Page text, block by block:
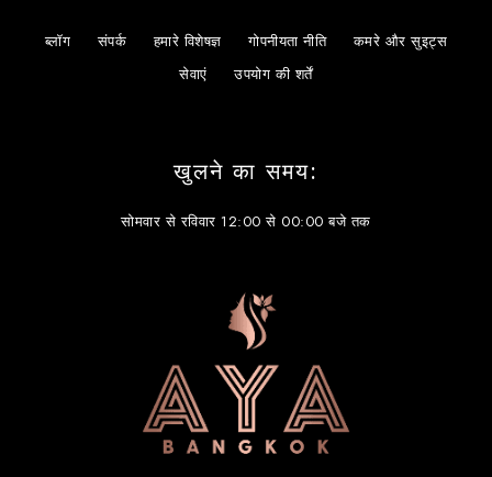
ब्लॉग संपर्क हमारे विशेषज्ञ गोपनीयता नीति
कमरे और सुइट्स
सेवाएं
उपयोग की शर्तें
खुलने का समय:
सोमवार से रविवार 12:00 से 00:00 बजे तक